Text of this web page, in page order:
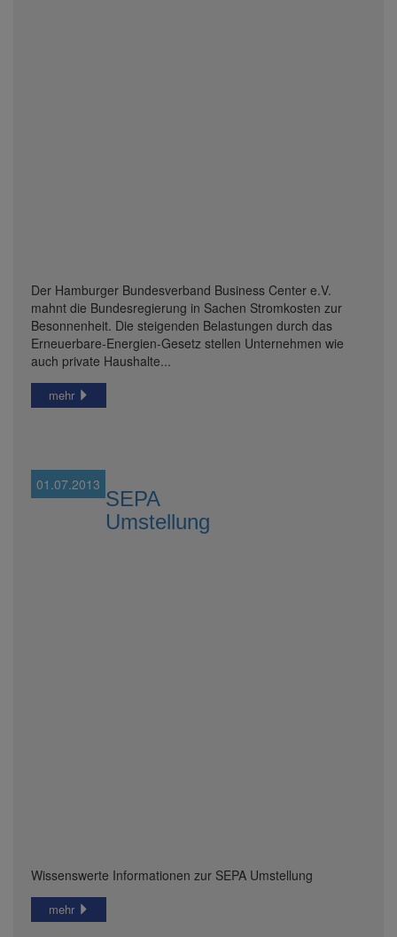
Der Hamburger Bundesverband Business Center e.V.
mahnt die Bundesregierung in Sachen Stromkosten zur
Besonnenheit. Die steigenden Belastungen durch das
Erneuerbare-Energien-Gesetz stellen Unternehmen wie
auch private Haushalte...
mehr
01.07.2013
SEPA
Umstellung
Wissenswerte Informationen zur SEPA Umstellung
mehr